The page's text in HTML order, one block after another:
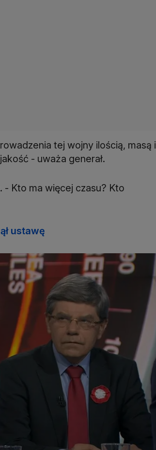
tej wojny ilością, masą i
- uważa generał.
- Kto ma więcej czasu? Kto
ustawę